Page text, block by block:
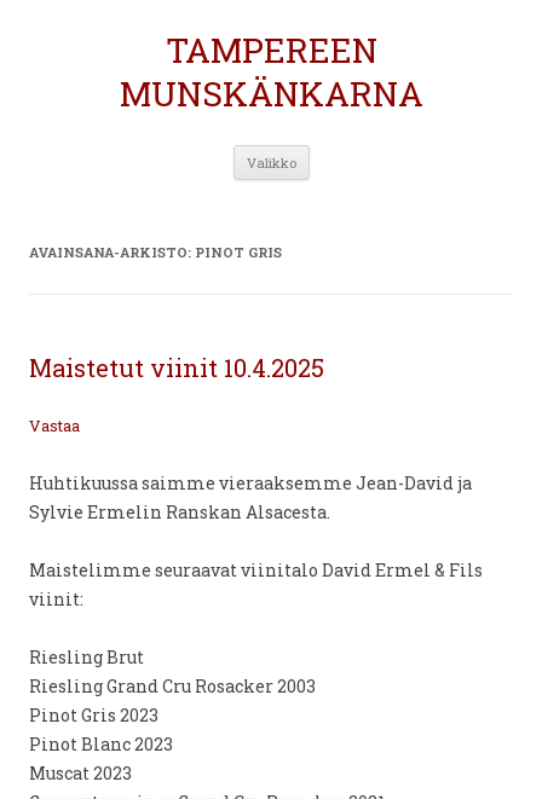
TAMPEREEN
MUNSKÄNKARNA
Valikko Siirry
AVAINSANA-ARKISTO: PINOT GRIS
Maistetut viinit 10.4.2025
Vastaa
Huhtikuussa saimme vieraaksemme Jean-David ja
Sylvie Ermelin Ranskan Alsacesta.
Maistelimme seuraavat viinitalo David Ermel & Fils
viinit:
Riesling Brut
Riesling Grand Cru Rosacker 2003
Pinot Gris 2023
Pinot Blanc 2023
Muscat 2023